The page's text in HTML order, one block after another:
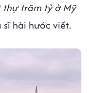
thự trăm tỷ ở Mỹ
sĩ hài hước viết.